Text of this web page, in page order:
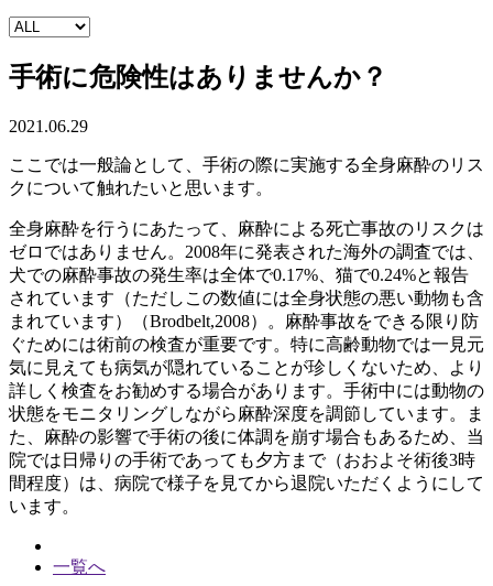
手術に危険性はありませんか？
2021.06.29
ここでは一般論として、手術の際に実施する全身麻酔のリス
クについて触れたいと思います。
全身麻酔を行うにあたって、麻酔による死亡事故のリスクは
ゼロではありません。2008年に発表された海外の調査では、
犬での麻酔事故の発生率は全体で0.17%、猫で0.24%と報告
されています（ただしこの数値には全身状態の悪い動物も含
まれています）（Brodbelt,2008）。麻酔事故をできる限り防
ぐためには術前の検査が重要です。特に高齢動物では一見元
気に見えても病気が隠れていることが珍しくないため、より
詳しく検査をお勧めする場合があります。手術中には動物の
状態をモニタリングしながら麻酔深度を調節しています。ま
た、麻酔の影響で手術の後に体調を崩す場合もあるため、当
院では日帰りの手術であっても夕方まで（おおよそ術後3時
間程度）は、病院で様子を見てから退院いただくようにして
います。
一覧へ